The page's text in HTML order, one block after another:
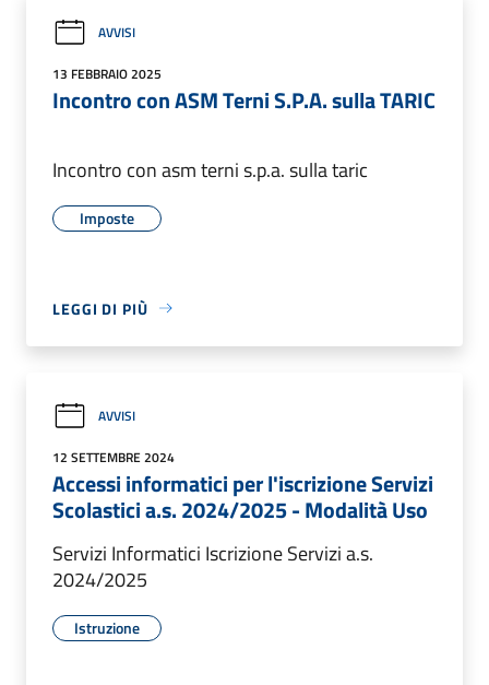
AVVISI
13 FEBBRAIO 2025
Incontro con ASM Terni S.P.A. sulla TARIC
Incontro con asm terni s.p.a. sulla taric
Imposte
LEGGI DI PIÙ
AVVISI
12 SETTEMBRE 2024
Accessi informatici per l'iscrizione Servizi
Scolastici a.s. 2024/2025 - Modalità Uso
Servizi Informatici Iscrizione Servizi a.s.
2024/2025
Istruzione